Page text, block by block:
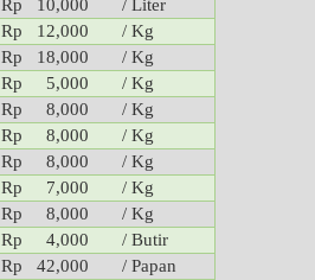
Rp 10,000
/ Liter
Rp 12,000
/ Kg
Rp 18,000
/ Kg
Rp 5,000
/ Kg
Rp 8,000
/ Kg
Rp 8,000
/ Kg
Rp 8,000
/ Kg
Rp 7,000
/ Kg
Rp 8,000
/ Kg
Rp 4,000
/ Butir
Rp 42,000
/ Papan